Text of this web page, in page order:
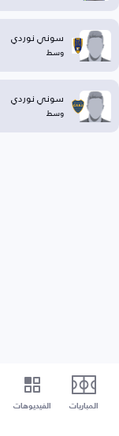
سوني نوردي
وسط
سوني نوردي
وسط
المباريات الفيديوهات